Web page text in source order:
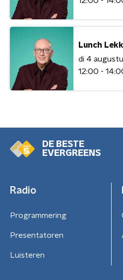
Lunch
di 4
12:00 -
DE BESTE
EVERGREENS
Radio
Programmering
Presentatoren
Luisteren